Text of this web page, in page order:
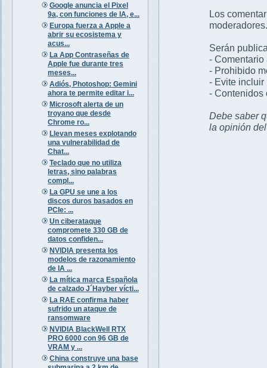
Google anuncia el Pixel
9a, con funciones de IA, e...
Europa fuerza a Apple a
abrir su ecosistema y
acus...
La App Contraseñas de
Apple fue durante tres
meses...
Adiós, Photoshop: Gemini
ahora te permite editar i...
Microsoft alerta de un
troyano que desde
Chrome ro...
Llevan meses explotando
una vulnerabilidad de
Chat...
Teclado que no utiliza
letras, sino palabras
compl...
La GPU se une a los
discos duros basados en
PCIe: ...
Un ciberataque
compromete 330 GB de
datos confiden...
NVIDIA presenta los
modelos de razonamiento
de IA ...
La mítica marca Española
de calzado J´Hayber vícti...
La RAE confirma haber
sufrido un ataque de
ransomware
NVIDIA BlackWell RTX
PRO 6000 con 96 GB de
VRAM y ...
China construye una base
Los
moderadores.
Serán
- Comentario
- Prohibido
- Evite incluir
- Contenidos
Debe saber
la opinión